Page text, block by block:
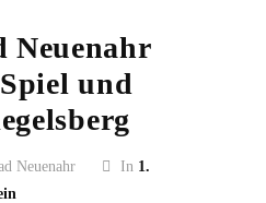
Neuenahr
und
Neuenahr In 1.